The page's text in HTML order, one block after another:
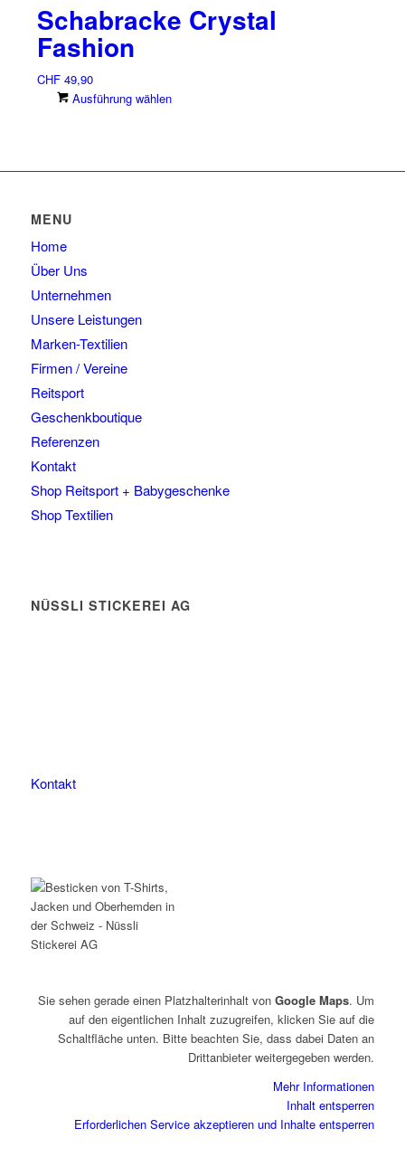
der
Produktseite
weist
mehrere
der
Schabracke Crystal
Fashion
CHF49,90
Ausführung wählen
Varianten
MENU
Home
Über Uns
Unternehmen
Unsere Leistungen
Marken-Textilien
Firmen / Vereine
Reitsport
Geschenkboutique
Referenzen
Kontakt
Shop Reitsport + Babygeschenke
Shop Textilien
NÜSSLI STICKEREI AG
Kontakt
Sie sehen gerade einen Platzhalterinhalt vonGoogle Maps. Um
auf den eigentlichen Inhalt zuzugreifen, klicken Sie auf die
Schaltfläche unten. Bitte beachten Sie, dass dabei Daten an
Drittanbieter weitergegeben werden.
Mehr Informationen
Inhalt entsperren
Erforderlichen Service akzeptieren und Inhalte entsperren